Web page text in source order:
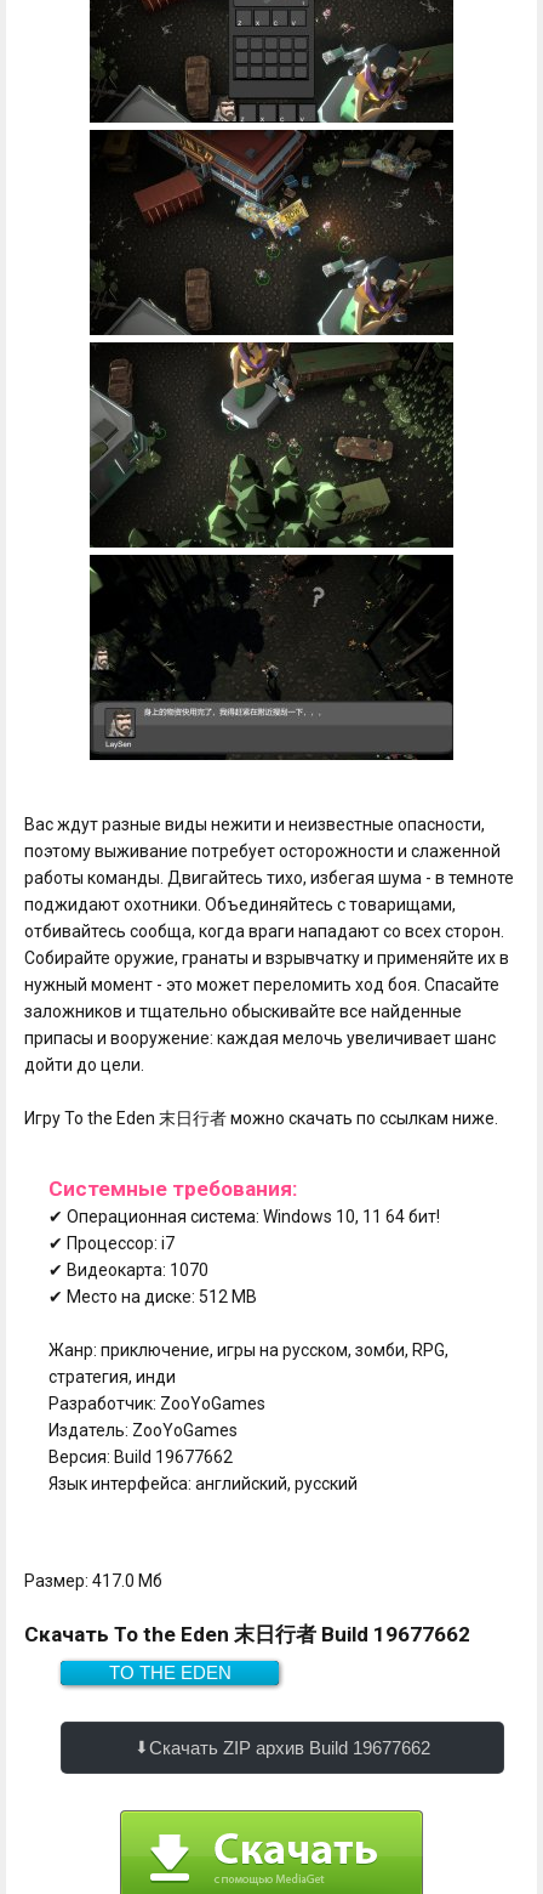
Вас ждут разные виды нежити и неизвестные опасности,
поэтому выживание потребует осторожности и слаженной
работы команды. Двигайтесь тихо, избегая шума - в темноте
поджидают охотники. Объединяйтесь с товарищами,
отбивайтесь сообща, когда враги нападают со всех сторон.
Собирайте оружие, гранаты и взрывчатку и применяйте их в
нужный момент - это может переломить ход боя. Спасайте
заложников и тщательно обыскивайте все найденные
припасы и вооружение: каждая мелочь увеличивает шанс
дойти до цели.
Игру To the Eden 末日行者 можно скачать по ссылкам ниже.
Системные требования:
✔ Операционная система: Windows 10, 11 64 бит!
✔ Процессор: i7
✔ Видеокарта: 1070
✔ Место на диске: 512 MB
Жанр: приключение, игры на русском, зомби, RPG,
стратегия, инди
Разработчик: ZooYoGames
Издатель: ZooYoGames
Версия: Build 19677662
Язык интерфейса: английский, русский
Размер: 417.0 Мб
Скачать To the Eden 末日行者 Build 19677662
TO THE EDEN
417.0 Мб
Скачать
Скачать ZIP архив Build 19677662